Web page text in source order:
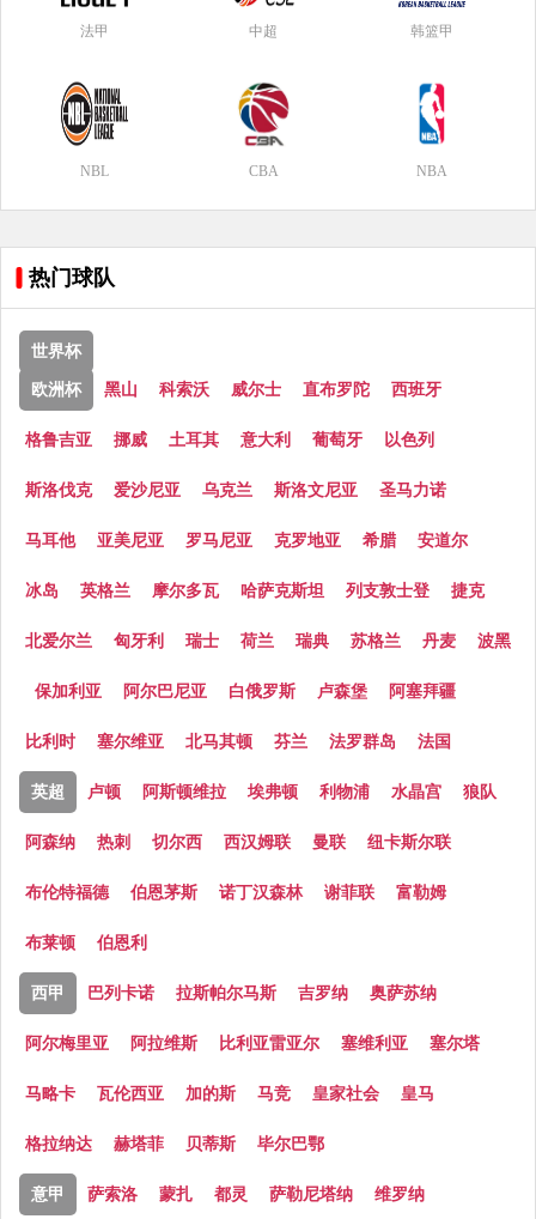
法甲 中超 韩篮甲
NBL CBA NBA
热门球队
世界杯
欧洲杯 黑山 科索沃 威尔士 直布罗陀 西班牙
格鲁吉亚 挪威 土耳其 意大利 葡萄牙 以色列
斯洛伐克 爱沙尼亚 乌克兰 斯洛文尼亚 圣马力诺
马耳他 亚美尼亚 罗马尼亚 克罗地亚 希腊 安道尔
冰岛 英格兰 摩尔多瓦 哈萨克斯坦 列支敦士登 捷克
北爱尔兰 匈牙利 瑞士 荷兰 瑞典 苏格兰 丹麦 波黑
保加利亚 阿尔巴尼亚 白俄罗斯 卢森堡 阿塞拜疆
比利时 塞尔维亚 北马其顿 芬兰 法罗群岛 法国
英超 卢顿 阿斯顿维拉 埃弗顿 利物浦 水晶宫 狼队
阿森纳 热刺 切尔西 西汉姆联 曼联 纽卡斯尔联
布伦特福德 伯恩茅斯 诺丁汉森林 谢菲联 富勒姆
布莱顿 伯恩利
西甲 巴列卡诺 拉斯帕尔马斯 吉罗纳 奥萨苏纳
阿尔梅里亚 阿拉维斯 比利亚雷亚尔 塞维利亚 塞尔塔
马略卡 瓦伦西亚 加的斯 马竞 皇家社会 皇马
格拉纳达 赫塔菲 贝蒂斯 毕尔巴鄂
意甲 萨索洛 蒙扎 都灵 萨勒尼塔纳 维罗纳